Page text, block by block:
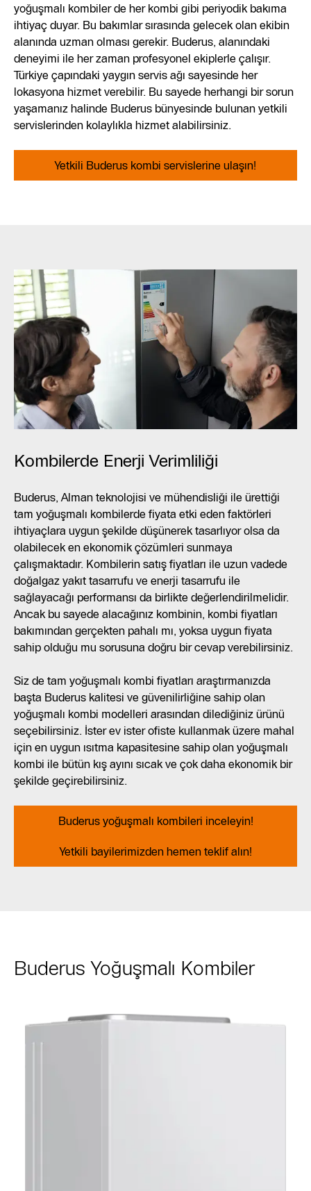
yoğuşmalı kombiler de her kombi gibi periyodik bakıma
ihtiyaç duyar. Bu bakımlar sırasında gelecek olan ekibin
alanında uzman olması gerekir. Buderus, alanındaki
deneyimi ile her zaman profesyonel ekiplerle çalışır.
Türkiye çapındaki yaygın servis ağı sayesinde her
lokasyona hizmet verebilir. Bu sayede herhangi bir sorun
yaşamanız halinde Buderus bünyesinde bulunan yetkili
servislerinden kolaylıkla hizmet alabilirsiniz.
Yetkili Buderus kombi servislerine ulaşın!
Kombilerde Enerji Verimliliği
Buderus, Alman teknolojisi ve mühendisliği ile ürettiği
tam yoğuşmalı kombilerde fiyata etki eden faktörleri
ihtiyaçlara uygun şekilde düşünerek tasarlıyor olsa da
olabilecek en ekonomik çözümleri sunmaya
çalışmaktadır. Kombilerin satış fiyatları ile uzun vadede
doğalgaz yakıt tasarrufu ve enerji tasarrufu ile
sağlayacağı performansı da birlikte değerlendirilmelidir.
Ancak bu sayede alacağınız kombinin, kombi fiyatları
bakımından gerçekten pahalı mı, yoksa uygun fiyata
sahip olduğu mu sorusuna doğru bir cevap verebilirsiniz.
Siz de tam yoğuşmalı kombi fiyatları araştırmanızda
başta Buderus kalitesi ve güvenilirliğine sahip olan
yoğuşmalı kombi modelleri arasından dilediğiniz ürünü
seçebilirsiniz. İster ev ister ofiste kullanmak üzere mahal
için en uygun ısıtma kapasitesine sahip olan yoğuşmalı
kombi ile bütün kış ayını sıcak ve çok daha ekonomik bir
şekilde geçirebilirsiniz.
Buderus yoğuşmalı kombileri inceleyin!
Yetkili bayilerimizden hemen teklif alın!
Buderus Yoğuşmalı Kombiler